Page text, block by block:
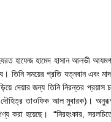
হাফেজ হামেদ হাসান আলভী
সময়ের প্রতি যত্নবান এবং
দেয়ার জন্য তিনি নিরন্তর প্রয়াস
দৌহিত্র তাওফিক আল মুবারক)।
গণ্য করা হয়েছে। “নিরহংকার,